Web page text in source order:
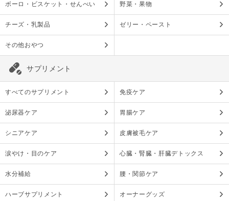
ボーロ・ビスケット・せんべい 野菜・果物
チーズ・乳製品 ゼリー・ペースト
その他おやつ
サプリメント
すべてのサプリメント 免疫ケア
泌尿器ケア 胃腸ケア
シニアケア 皮膚被毛ケア
涙やけ・目のケア 心臓・腎臓・肝臓デトックス
水分補給 腰・関節ケア
ハーブサプリメント オーナーグッズ